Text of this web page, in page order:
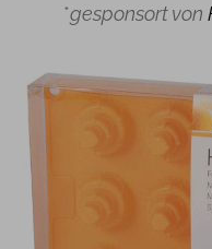
*gesponsort von